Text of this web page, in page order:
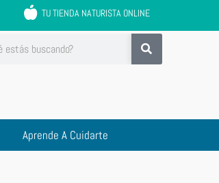
TU TIENDA NATURISTA ONLINE
Aprende A Cuidarte